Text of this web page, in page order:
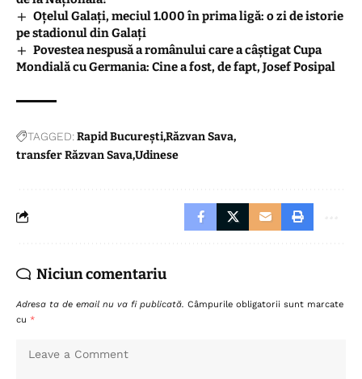
Oțelul Galați, meciul 1.000 în prima ligă: o zi de istorie
pe stadionul din Galați
Povestea nespusă a românului care a câștigat Cupa
Mondială cu Germania: Cine a fost, de fapt, Josef Posipal
TAGGED:Rapid BucureștiRăzvan Sava
transfer Răzvan SavaUdinese
Niciun comentariu
Adresa ta de email nu va fi publicată. Câmpurile obligatorii sunt marcate
cu *